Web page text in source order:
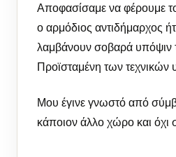
Αποφασίσαμε να φέρουμε
ο αρμόδιος αντιδήμαρχος
λαμβάνουν σοβαρά υπόψιν
Προϊσταμένη των τεχνικών
Μου έγινε γνωστό από
κάποιον άλλο χώρο και